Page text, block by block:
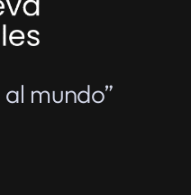
mundo”